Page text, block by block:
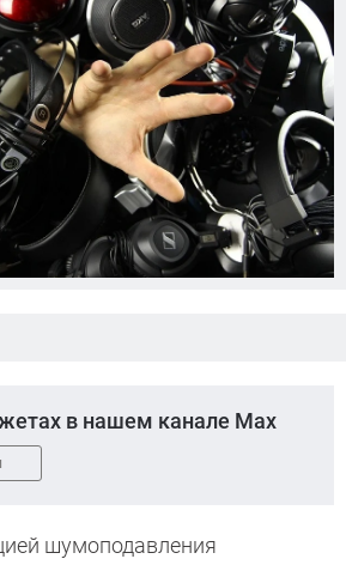
в нашем канале Max
шумоподавления